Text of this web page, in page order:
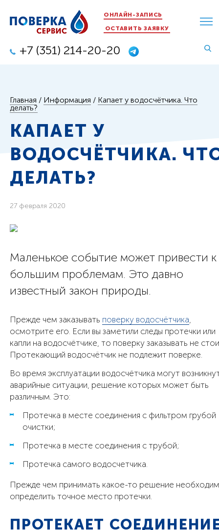
ОНЛАЙН-ЗАПИСЬ
ОСТАВИТЬ ЗАЯВКУ
+7 (351) 214-20-20
Главная / Информация / Капает у водосчётчика. Что
делать?
КАПАЕТ У
ВОДОСЧЁТЧИКА.
ДЕЛАТЬ?
27 февраля 2020
Маленькое событие может привести к
большим проблемам. Это давно
известный закон природы.
Прежде чем заказывать поверку водосчётчика,
осмотрите его. Если вы заметили следы протечки или
капли на водосчётчике, то поверку заказывать не
Протекающий водосчётчик не подлежит поверке.
Во время эксплуатации водосчётчика могут
аварийные ситуации, решение которых может быть
различным. Это:
Протечка в месте соединения с фильтром грубой
очистки;
Протечка в месте соединения с трубой;
Протечка самого водосчетчика.
Прежде чем принимать какое-то решение
определить точное место протечки.
ПРОТЕКАЕТ